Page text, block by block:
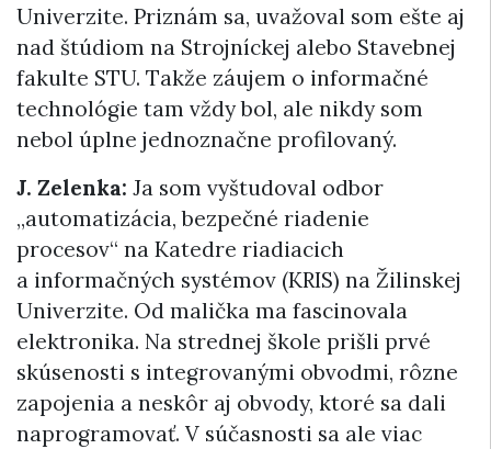
Univerzite. Priznám sa, uvažoval som ešte aj
nad štúdiom na Strojníckej alebo Stavebnej
fakulte STU. Takže záujem o informačné
technológie tam vždy bol, ale nikdy som
nebol úplne jednoznačne profilovaný.
J. Zelenka: Ja som vyštudoval odbor
„automatizácia, bezpečné riadenie
procesov“ na Katedre riadiacich
a informačných systémov (KRIS) na Žilinskej
Univerzite. Od malička ma fascinovala
elektronika. Na strednej škole prišli prvé
skúsenosti s integrovanými obvodmi, rôzne
zapojenia a neskôr aj obvody, ktoré sa dali
naprogramovať. V súčasnosti sa ale viac